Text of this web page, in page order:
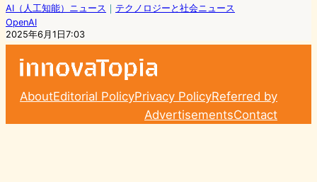
AI（人工知能）ニュース ｜ テクノロジーと社会ニュース
OpenAI
2025年6月1日7:03
AboutEditorial PolicyPrivacy PolicyReferred by
AdvertisementsContact